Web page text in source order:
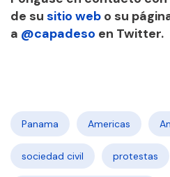
de su sitio web o su
a @capadeso en Twitter.
Panama Americas
sociedad civil protestas